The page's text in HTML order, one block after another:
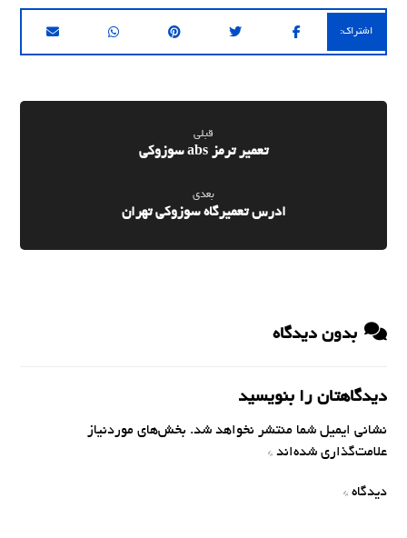
قبلی
تعمیر ترمز abs سوزوکی
بعدی
ادرس تعمیرگاه سوزوکی تهران
بدون دیدگاه
دیدگاهتان را بنویسید
نشانی ایمیل شما منتشر نخواهد شد. بخش‌های موردنیاز
علامت‌گذاری شده‌اند*
دیدگاه*